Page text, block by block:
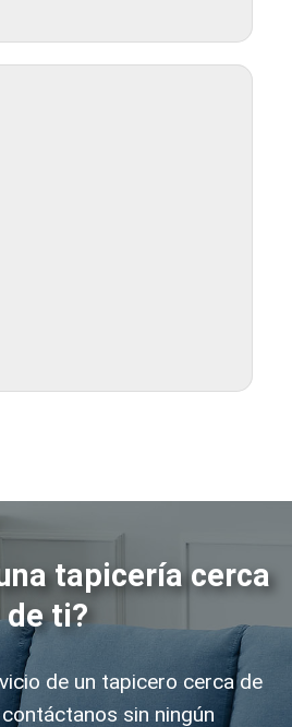
tapicería cerca
de ti?
de un tapicero cerca de
sin ningún